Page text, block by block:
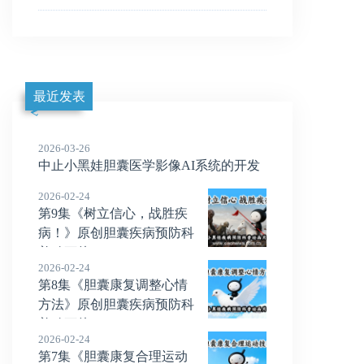
最近发表
2026-03-26
中止小黑娃胆囊医学影像AI系统的开发
2026-02-24
第9集《树立信心，战胜疾
病！》原创胆囊疾病预防科
2026-02-24
第8集《胆囊康复调整心情
方法》原创胆囊疾病预防科
2026-02-24
第7集《胆囊康复合理运动